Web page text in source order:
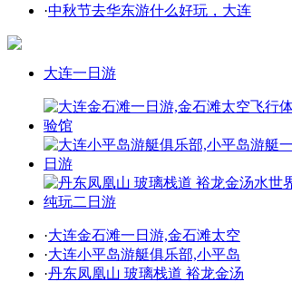
·中秋节去华东游什么好玩，大连
大连一日游
·大连金石滩一日游,金石滩太空
·大连小平岛游艇俱乐部,小平岛
·丹东凤凰山 玻璃栈道 裕龙金汤